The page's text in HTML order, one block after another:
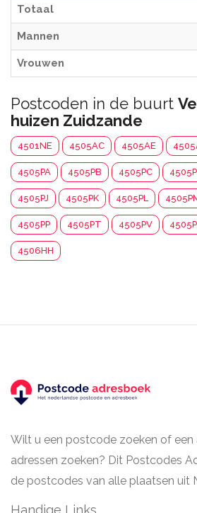
Totaal
Mannen
Vrouwen
Postcoden in de buurt
huizen Zuidzande
4501NE 4505AC 4505AE
4505PA 4505PB 4505PC
4505PJ 4505PK 4505PL
4505PP 4505PT 4505PV
4506HH
Wilt u een postcode zoeken of een
adressen zoeken? Dit Postcodes
de postcodes van alle plaatsen uit
Handige Links